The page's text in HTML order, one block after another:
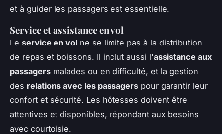
et à guider les passagers est essentielle.
Service et assistance en vol
Le service en vol ne se limite pas à la distribution
de repas et boissons. Il inclut aussi l'assistance aux
passagers malades ou en difficulté, et la gestion
des relations avec les passagers pour garantir leur
confort et sécurité. Les hôtesses doivent être
attentives et disponibles, répondant aux besoins
avec courtoisie.